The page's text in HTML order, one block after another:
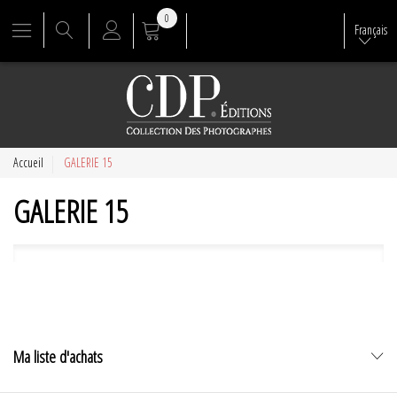
Français
0
Accueil GALERIE 15
GALERIE 15
Ma liste d'achats